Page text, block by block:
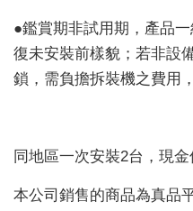
●鑑賞期非試用期，產品
復未安裝前樣貌；若非設
鎖，需負擔拆裝機之費用
同地區一次安裝2台，現
本公司銷售的商品為真品